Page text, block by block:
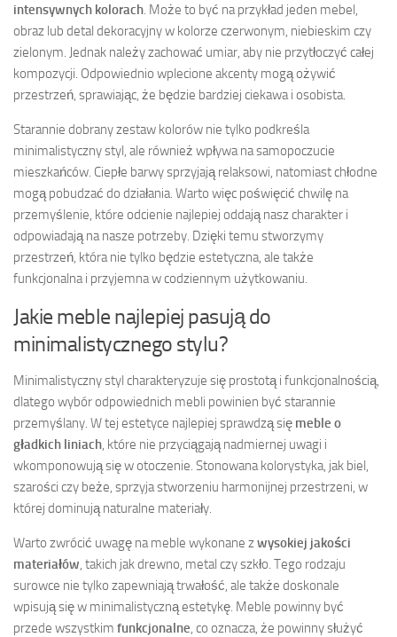
intensywnych kolorach . Może to być na przykład jeden mebel,
obraz lub detal dekoracyjny w kolorze czerwonym, niebieskim czy
zielonym. Jednak należy zachować umiar, aby nie przytłoczyć całej
kompozycji. Odpowiednio wplecione akcenty mogą ożywić
przestrzeń, sprawiając, że będzie bardziej ciekawa i osobista.
Starannie dobrany zestaw kolorów nie tylko podkreśla
minimalistyczny styl, ale również wpływa na samopoczucie
mieszkańców. Ciepłe barwy sprzyjają relaksowi, natomiast chłodne
mogą pobudzać do działania. Warto więc poświęcić chwilę na
przemyślenie, które odcienie najlepiej oddają nasz charakter i
odpowiadają na nasze potrzeby. Dzięki temu stworzymy
przestrzeń, która nie tylko będzie estetyczna, ale także
funkcjonalna i przyjemna w codziennym użytkowaniu.
Jakie meble najlepiej pasują do
minimalistycznego stylu?
Minimalistyczny styl charakteryzuje się prostotą i funkcjonalnością,
dlatego wybór odpowiednich mebli powinien być starannie
przemyślany. W tej estetyce najlepiej sprawdzą się meble o
gładkich liniach , które nie przyciągają nadmiernej uwagi i
wkomponowują się w otoczenie. Stonowana kolorystyka, jak biel,
szarości czy beże, sprzyja stworzeniu harmonijnej przestrzeni, w
której dominują naturalne materiały.
Warto zwrócić uwagę na meble wykonane zwysokiej jakości
materiałów , takich jak drewno, metal czy szkło. Tego rodzaju
surowce nie tylko zapewniają trwałość, ale także doskonale
wpisują się w minimalistyczną estetykę. Meble powinny być
przede wszystkim funkcjonalne , co oznacza, że powinny służyć